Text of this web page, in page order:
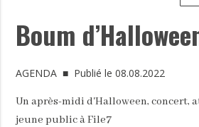
Boum
AGENDA ■ Publié le 08.08.2022
Un après-midi d'Halloween, concert,
jeune public à File7